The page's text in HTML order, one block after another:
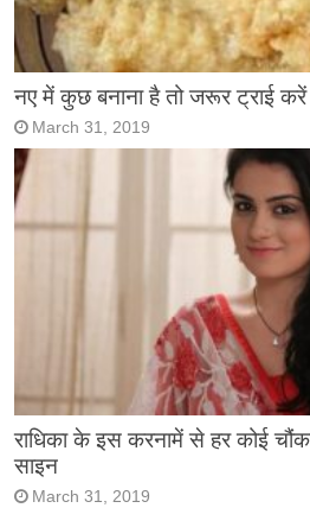
नए में कुछ बनाना है तो जरूर ट्राई
March 31, 2019
राधिका के इस करनामें से हर कोई
साइन
March 31, 2019